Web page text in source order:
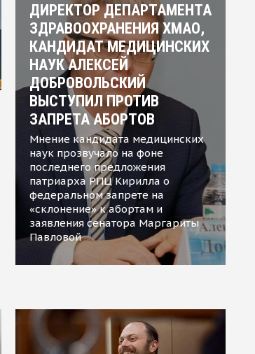
ДИРЕКТОР ДЕПАРТАМЕНТА
ЗДРАВООХРАНЕНИЯ ХМАО,
КАНДИДАТ МЕДИЦИНСКИХ
НАУК АЛЕКСЕЙ
ДОБРОВОЛЬСКИЙ
ВЫСТУПИЛ ПРОТИВ
ЗАПРЕТА АБОРТОВ
Мнение кандидата медицинских
наук прозвучало на фоне
последнего предложения
патриарха РПЦ Кирилла о
федеральном запрете на
«склонение» к абортам и
заявления сенатора Маргариты
Павловой